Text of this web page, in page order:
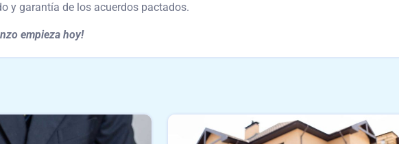
y garantía de los acuerdos pactados.
empieza hoy!